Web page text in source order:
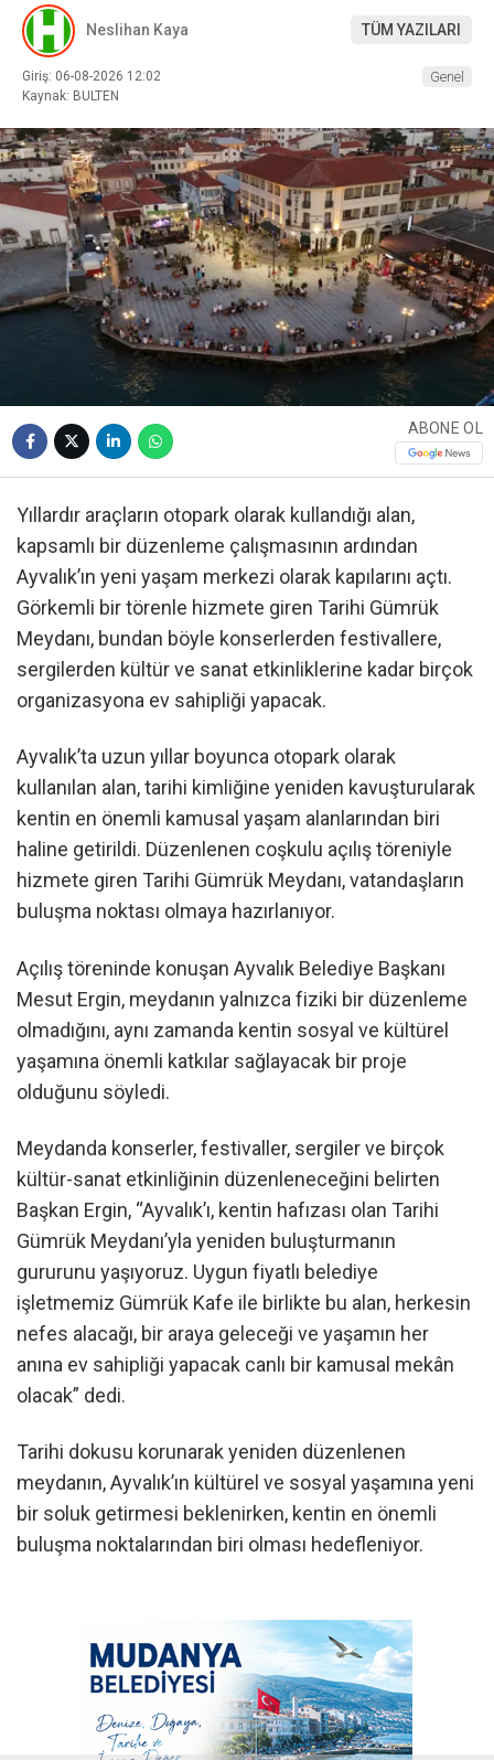
Neslihan Kaya TÜM YAZILARI
Giriş: 06-08-2026 12:02
Kaynak: BULTEN
Genel
ABONE OL
Yıllardır araçların otopark olarak kullandığı alan,
kapsamlı bir düzenleme çalışmasının ardından
Ayvalık’ın yeni yaşam merkezi olarak kapılarını açtı.
Görkemli bir törenle hizmete giren Tarihi Gümrük
Meydanı, bundan böyle konserlerden festivallere,
sergilerden kültür ve sanat etkinliklerine kadar birçok
organizasyona ev sahipliği yapacak.
Ayvalık’ta uzun yıllar boyunca otopark olarak
kullanılan alan, tarihi kimliğine yeniden kavuşturularak
kentin en önemli kamusal yaşam alanlarından biri
haline getirildi. Düzenlenen coşkulu açılış töreniyle
hizmete giren Tarihi Gümrük Meydanı, vatandaşların
buluşma noktası olmaya hazırlanıyor.
Açılış töreninde konuşan Ayvalık Belediye Başkanı
Mesut Ergin, meydanın yalnızca fiziki bir düzenleme
olmadığını, aynı zamanda kentin sosyal ve kültürel
yaşamına önemli katkılar sağlayacak bir proje
olduğunu söyledi.
Meydanda konserler, festivaller, sergiler ve birçok
kültür-sanat etkinliğinin düzenleneceğini belirten
Başkan Ergin, “Ayvalık’ı, kentin hafızası olan Tarihi
Gümrük Meydanı’yla yeniden buluşturmanın
gururunu yaşıyoruz. Uygun fiyatlı belediye
işletmemiz Gümrük Kafe ile birlikte bu alan, herkesin
nefes alacağı, bir araya geleceği ve yaşamın her
anına ev sahipliği yapacak canlı bir kamusal mekân
olacak” dedi.
Tarihi dokusu korunarak yeniden düzenlenen
meydanın, Ayvalık’ın kültürel ve sosyal yaşamına yeni
bir soluk getirmesi beklenirken, kentin en önemli
buluşma noktalarından biri olması hedefleniyor.